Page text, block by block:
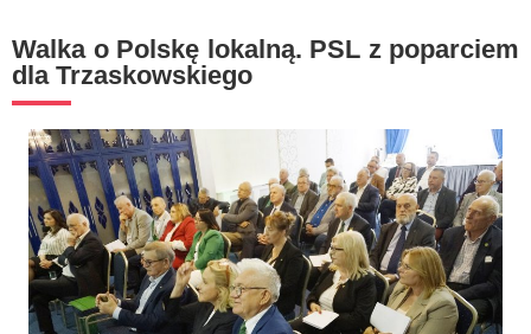
Walka o Polskę lokalną. PSL z poparciem
dla Trzaskowskiego